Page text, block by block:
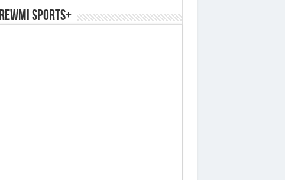
REWMI SPORTS+